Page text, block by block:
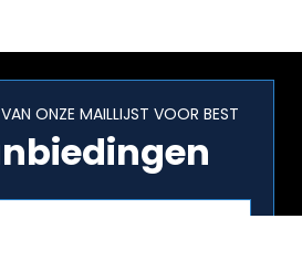
ONZE MAILLIJST VOOR BEST